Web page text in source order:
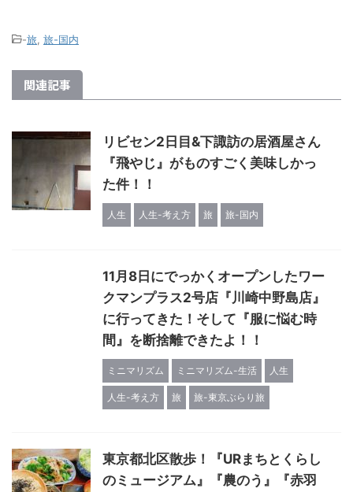
-旅 旅-国内
関連記事
リビセン2日目&下諏訪の居酒屋さん
『飛やじ』がものすごく美味しかっ
た件！！
人生 人生-考え方 旅 旅-国内
11月8日にでっかくオープンしたワー
クマンプラス2号店『川崎中野島店』
に行ってきた！そして『服に悩む時
間』を断捨離できたよ！！
ミニマリズム ミニマリズム-生活 人生
人生-考え方 旅 旅-東京ぶらり旅
東京都北区散歩！『URまちとくらし
のミュージアム』『農のう』『赤羽